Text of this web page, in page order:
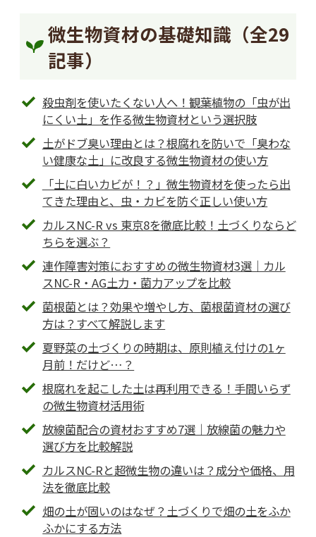
微生物資材の基礎知識（全29
記事）
殺虫剤を使いたくない人へ！観葉植物の「虫が出
にくい土」を作る微生物資材という選択肢
土がドブ臭い理由とは？根腐れを防いで「臭わな
い健康な土」に改良する微生物資材の使い方
「土に白いカビが！？」微生物資材を使ったら出
てきた理由と、虫・カビを防ぐ正しい使い方
カルスNC-R vs 東京8を徹底比較！土づくりならど
ちらを選ぶ？
連作障害対策におすすめの微生物資材3選｜カル
スNC-R・AG土力・菌力アップを比較
菌根菌とは？効果や増やし方、菌根菌資材の選び
方は？すべて解説します
夏野菜の土づくりの時期は、原則植え付けの1ヶ
月前！だけど…？
根腐れを起こした土は再利用できる！手間いらず
の微生物資材活用術
放線菌配合の資材おすすめ7選｜放線菌の魅力や
選び方を比較解説
カルスNC-Rと超微生物の違いは？成分や価格、用
法を徹底比較
畑の土が固いのはなぜ？土づくりで畑の土をふか
ふかにする方法